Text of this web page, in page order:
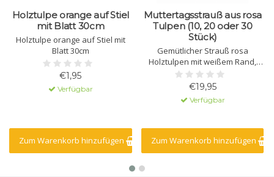
Holztulpe orange auf Stiel
mit Blatt 30cm
Holztulpe orange auf Stiel mit
Blatt 30cm
€1,95
Verfügbar
Zum Warenkorb hinzufügen
Muttertagsstrauß aus rosa
Tulpen (10, 20 oder 30
Stück)
Gemütlicher Strauß rosa
Holztulpen mit weißem Rand,
Bund Holztulpen (10, 20 oder 30
Stück)
€19,95
Verfügbar
Zum Warenkorb hinzufügen